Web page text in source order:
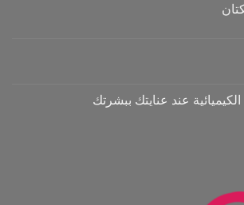
عند عنايتك ببشرتك